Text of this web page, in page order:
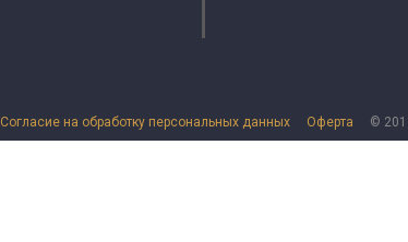
Согласие на обработку персональных данных Оферта ©